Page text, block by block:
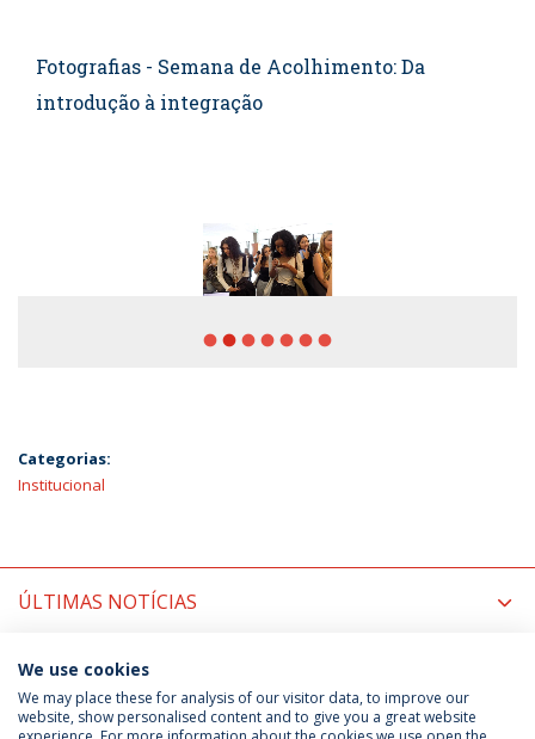
Fotografias - Semana de Acolhimento: Da
introdução à integração
fiber_manual_record fiber_manual_record fiber_manual_record fiber_manual_record fiber_manual_record fiber_manual_record fiber_manual_record
Categorias:
Institucional
ÚLTIMAS NOTÍCIAS
PRÓXIMOS EVENTOS
We use cookies
We may place these for analysis of our visitor data, to improve our
website, show personalised content and to give you a great website